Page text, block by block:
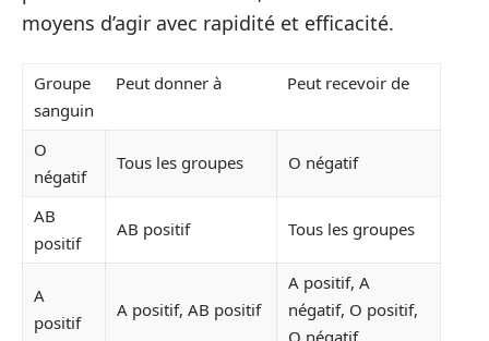
moyens d’agir avec rapidité et efficacité.
Groupe
sanguin
Peut donner à Peut recevoir de
O
négatif
Tous les groupes O négatif
AB
positif
AB positif Tous les groupes
A
positif
A positif, AB positif
A positif, A
négatif, O positif,
O négatif